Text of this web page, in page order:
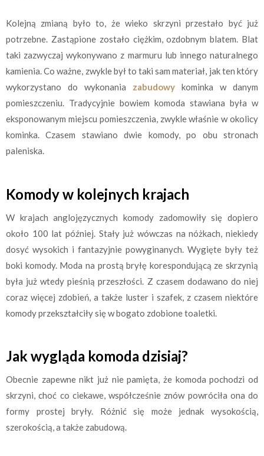
Kolejną zmianą było to, że wieko skrzyni przestało być już
potrzebne. Zastąpione zostało ciężkim, ozdobnym blatem. Blat
taki zazwyczaj wykonywano z marmuru lub innego naturalnego
kamienia. Co ważne, zwykle był to taki sam materiał, jak ten który
wykorzystano do wykonania zabudowy kominka w danym
pomieszczeniu. Tradycyjnie bowiem komoda stawiana była w
eksponowanym miejscu pomieszczenia, zwykle właśnie w okolicy
kominka. Czasem stawiano dwie komody, po obu stronach
paleniska.
Komody w kolejnych krajach
W krajach anglojęzycznych komody zadomowiły się dopiero
około 100 lat później. Stały już wówczas na nóżkach, niekiedy
dosyć wysokich i fantazyjnie powyginanych. Wygięte były też
boki komody. Moda na prostą bryłę korespondującą ze skrzynią
była już wtedy pieśnią przeszłości. Z czasem dodawano do niej
coraz więcej zdobień, a także luster i szafek, z czasem niektóre
komody przekształciły się w bogato zdobione toaletki.
Jak wygląda komoda dzisiaj?
Obecnie zapewne nikt już nie pamięta, że komoda pochodzi od
skrzyni, choć co ciekawe, współcześnie znów powróciła ona do
formy prostej bryły. Różnić się może jednak wysokością,
szerokością, a także zabudową.